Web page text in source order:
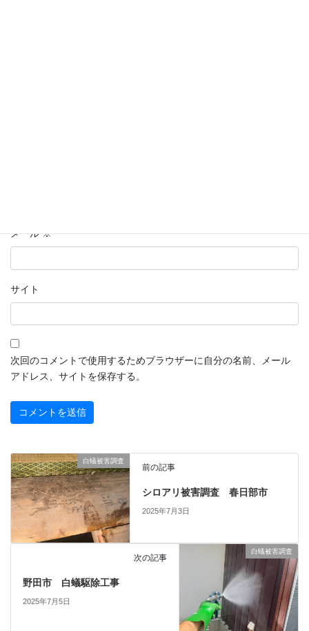
メール※
サイト
次回のコメントで使用するためブラウザーに自分の名前、メール
アドレス、サイトを保存する。
白蟻被害調査
前の記事
シロアリ被害調査 春日部市
2025年7月3日
白蟻被害調査
次の記事
野田市 白蟻駆除工事
2025年7月5日